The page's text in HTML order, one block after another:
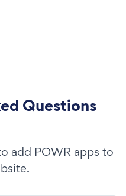
Questions
add POWR apps to